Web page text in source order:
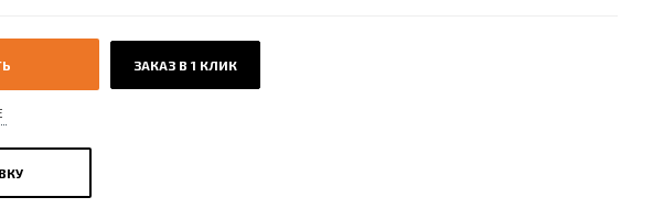
ЗАКАЗ В 1 КЛИК